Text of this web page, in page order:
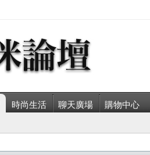
時尚生活 聊天廣場 購物中心